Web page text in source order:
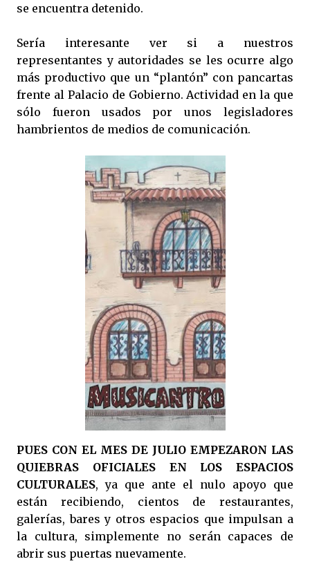
se encuentra detenido.
Sería interesante ver si a nuestros
representantes y autoridades se les ocurre algo
más productivo que un “plantón” con pancartas
frente al Palacio de Gobierno. Actividad en la que
sólo fueron usados por unos legisladores
hambrientos de medios de comunicación.
PUES CON EL MES DE JULIO EMPEZARON LAS
QUIEBRAS OFICIALES EN LOS ESPACIOS
CULTURALES, ya que ante el nulo apoyo que
están recibiendo, cientos de restaurantes,
galerías, bares y otros espacios que impulsan a
la cultura, simplemente no serán capaces de
abrir sus puertas nuevamente.